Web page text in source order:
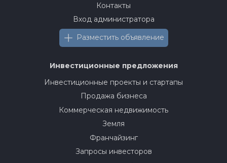
Контакты
Вход администратора
Разместить объявление
Инвестиционные предложения
Инвестиционные проекты и стартапы
Продажа бизнеса
Коммерческая недвижимость
Земля
Франчайзинг
Запросы инвесторов